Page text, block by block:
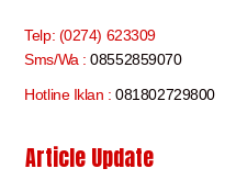
Telp: (0274) 623309
Sms/Wa :08552859070
Hotline Iklan :081802729800
Article Update